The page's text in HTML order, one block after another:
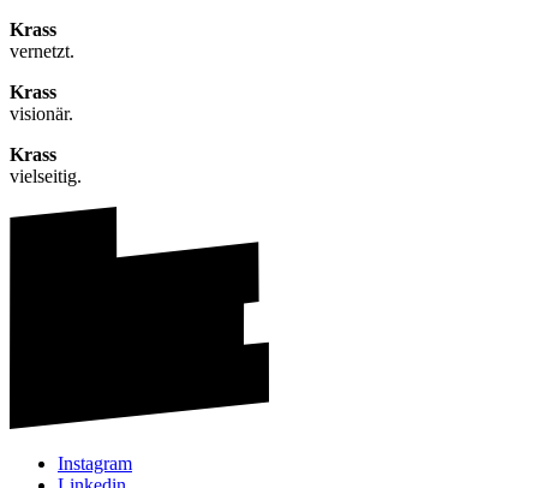
Krass
vernetzt.
Krass
visionär.
Krass
vielseitig.
Instagram